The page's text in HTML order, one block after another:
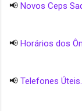
📢 Novos Ceps
📢 Horários dos
📢 Telefones Úteis.